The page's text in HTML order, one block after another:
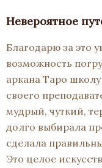
Невероятное
Благодарю за это
возможность
аркана Таро
своего
мудрый, чуткий,
долго выбирала
сделала
Это целое